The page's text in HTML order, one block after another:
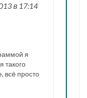
в 17:14
я
такого
всё просто